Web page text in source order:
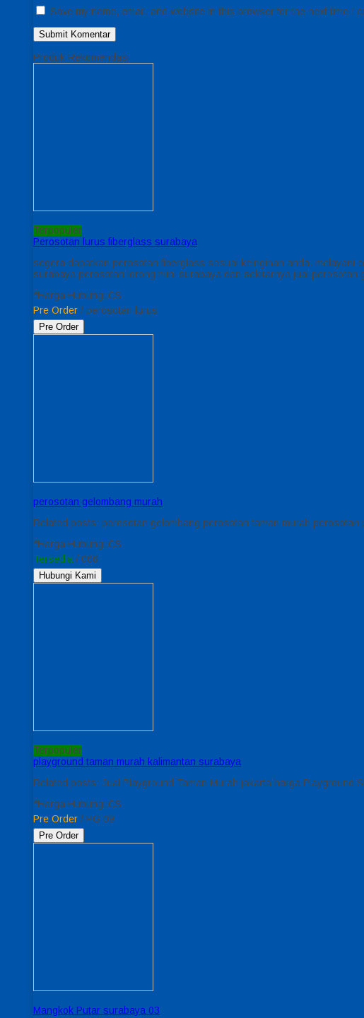
Save my name, email, and website in this browser for the next time I
Produk Rekomendasi
Terpopuler
Perosotan lurus fiberglass surabaya
segera dapatkan perosotan fiberglass sesuai keinginan anda. melayani
surabaya perosotan lorong mini surabaya dan sekitarnya jual perosotan
*Harga Hubungi CS
Pre Order / perosotan lurus
Pre Order
perosotan gelombang murah
Related posts: perosotan gelombang perosotan taman murah perosotan
*Harga Hubungi CS
Tersedia / 066
Hubungi Kami
Terpopuler
playground taman murah kalimantan surabaya
Related posts: Jual Playground Taman Murah jakarta harga
*Harga Hubungi CS
Pre Order / PG 09
Pre Order
Mangkok Putar surabaya 03